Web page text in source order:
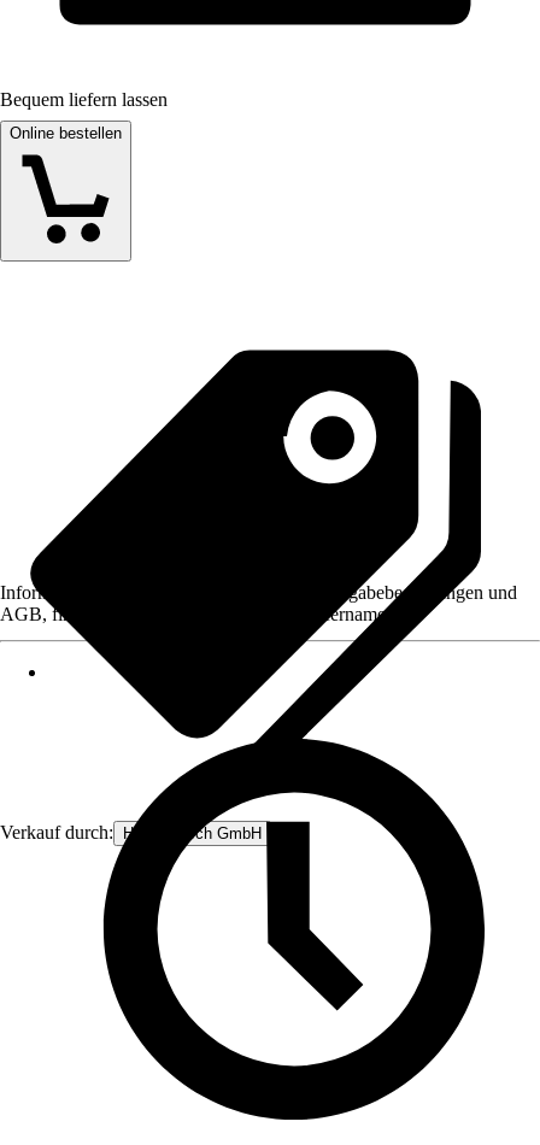
Bequem liefern lassen
Online bestellen
Verkauf durch: Heinz Hirsch GmbH
Informationen des Verkäufers, wie z. B. Rückgabebedingungen und
AGB, finden Sie bei Klick auf den Verkäufernamen.